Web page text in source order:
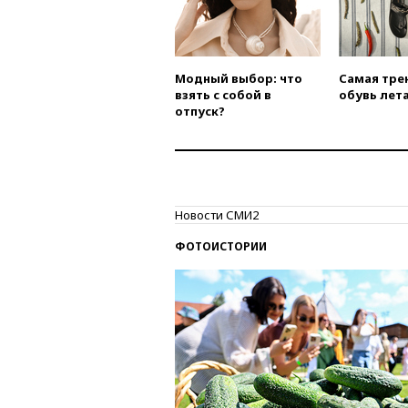
Модный выбор: что
взять с собой в
отпуск?
Самая
обувь
Новости СМИ2
ФОТОИСТОРИИ